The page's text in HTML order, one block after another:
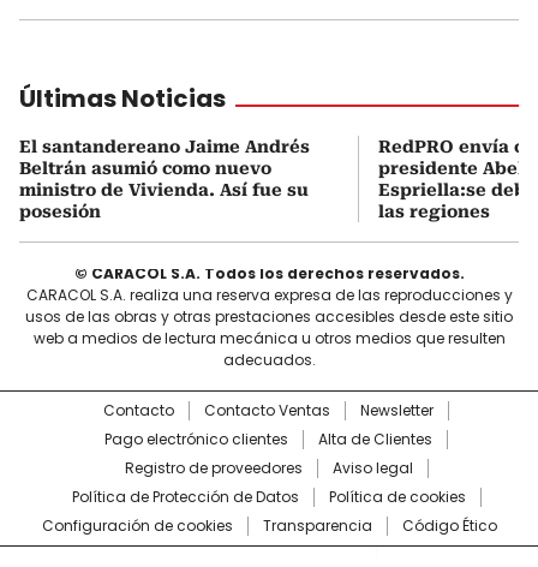
Últimas Noticias
El santandereano Jaime Andrés
Beltrán asumió como nuevo
ministro de Vivienda. Así fue su
posesión
RedPRO envía
presidente
Espriella:se
las regiones
© CARACOL S.A. Todos los derechos reservados.
CARACOL S.A. realiza una reserva expresa de las reproducciones y
usos de las obras y otras prestaciones accesibles desde este sitio
web a medios de lectura mecánica u otros medios que resulten
adecuados.
Contacto Contacto Ventas
Newsletter
Pago electrónico clientes
Alta de Clientes
Registro de proveedores
Aviso legal
Política de Protección de Datos
Política de cookies
Configuración de cookies
Transparencia Código Ético